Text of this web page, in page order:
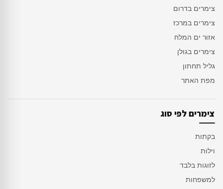
צימרים בדרום
צימרים במרכז
אזור ים המלח
צימרים בגולן
גליל תחתון
מפת האתר
צימרים לפי סוג
בקתות
וילות
לזוגות בלבד
למשפחות